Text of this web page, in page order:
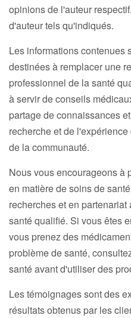
opinions de l'auteur
d'auteur tels qu'indiqués.
Les informations contenues
destinées à remplacer une
professionnel de la santé
à servir de conseils
partage de connaissances
recherche et de
de la communauté.
Nous vous encourageons à
en matière de soins de
recherches et en
santé qualifié. Si vous êtes
vous prenez des
problème de santé,
santé avant d'utiliser des
Les témoignages sont des
résultats obtenus par les